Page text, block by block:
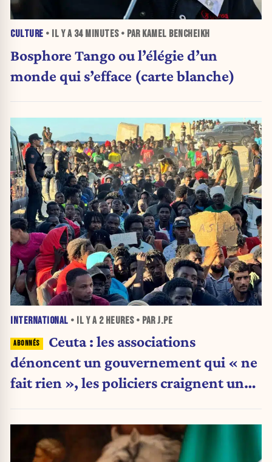
CULTURE • IL Y A 34 MINUTES• PAR KAMEL BENCHEIKH
Bosphore Tango ou l’élégie d’un
monde qui s’efface (carte blanche)
INTERNATIONAL • IL Y A 2 HEURES• PAR J.PE
Ceuta : les associations
dénoncent un gouvernement qui « ne
fait rien », les policiers craignent une